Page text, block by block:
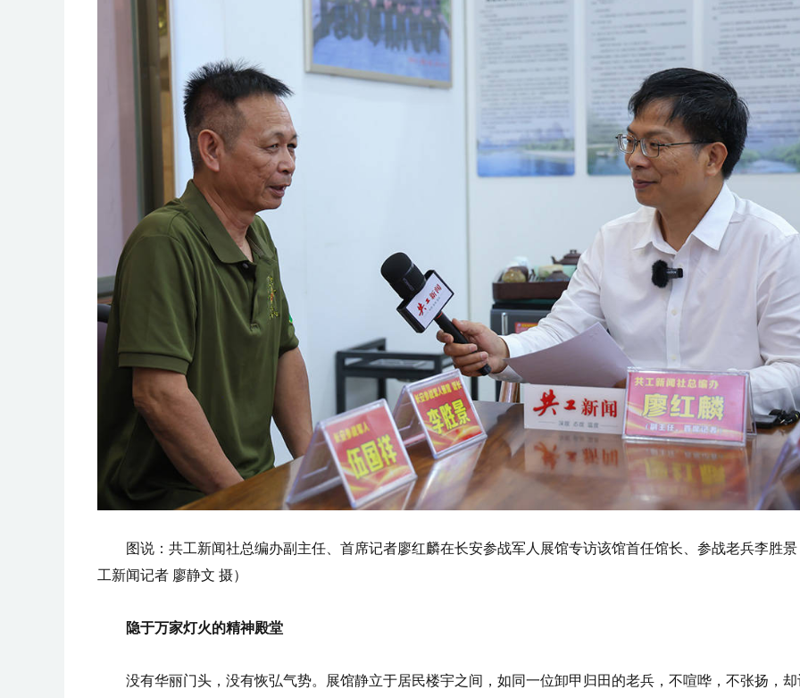
图说：共工新闻社总编办副主任、首席记者廖红麟在长安参战军人展馆专访该馆首任馆长、参战老兵李胜
工新闻记者 廖静文 摄）
隐于万家灯火的精神殿堂
没有华丽门头，没有恢弘气势。展馆静立于居民楼宇之间，如同一位卸甲归田的老兵，不喧哗，不张扬，